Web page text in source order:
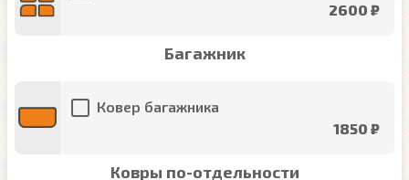
2600 ₽
Багажник
Ковер багажника
1850 ₽
Ковры по-отдельности